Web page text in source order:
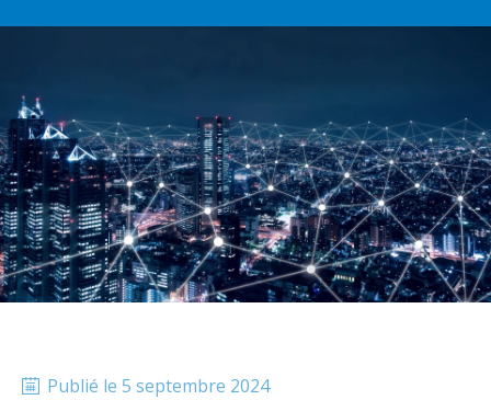
Publié le 5 septembre 2024